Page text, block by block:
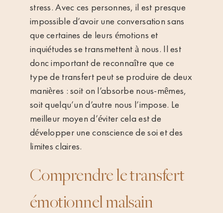
stress. Avec ces personnes, il est presque
impossible d’avoir une conversation sans
que certaines de leurs émotions et
inquiétudes se transmettent à nous. Il est
donc important de reconnaître que ce
type de transfert peut se produire de deux
manières : soit on l’absorbe nous-mêmes,
soit quelqu’un d’autre nous l’impose. Le
meilleur moyen d’éviter cela est de
développer une conscience de soi et des
limites claires.
Comprendre le transfert
émotionnel malsain